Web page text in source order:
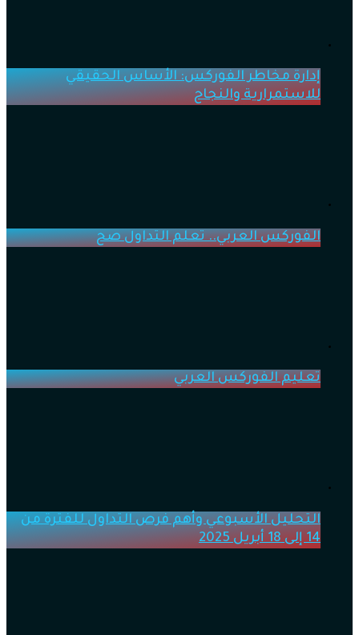
إدارة مخاطر الفوركس: الأساس الحقيقي
للاستمرارية والنجاح
الفوركس العربي.. تعلم التداول صح
تعليم الفوركس العربي
التحليل الأسبوعي وأهم فرص التداول للفترة من
14 إلى 18 أبريل 2025